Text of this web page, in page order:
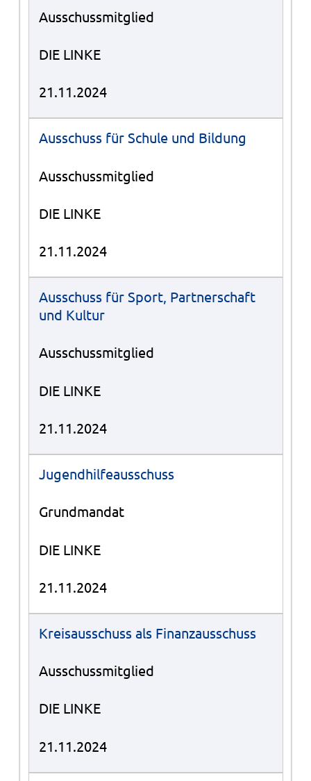
Ausschussmitglied
DIE LINKE
21.11.2024
Ausschuss für Schule und Bildung
Ausschussmitglied
DIE LINKE
21.11.2024
Ausschuss für Sport, Partnerschaft
und Kultur
Ausschussmitglied
DIE LINKE
21.11.2024
Jugendhilfeausschuss
Grundmandat
DIE LINKE
21.11.2024
Kreisausschuss als Finanzausschuss
Ausschussmitglied
DIE LINKE
21.11.2024